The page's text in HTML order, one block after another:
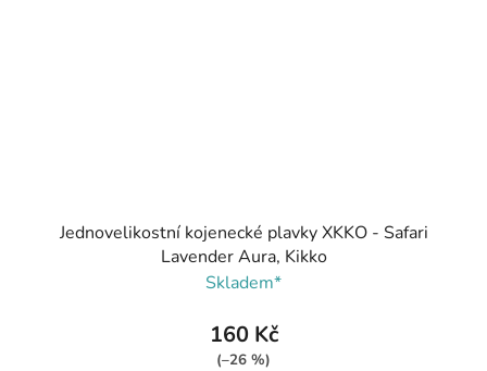
Jednovelikostní kojenecké plavky XKKO - Safari
Lavender Aura, Kikko
Skladem*
160 Kč
(–26 %)